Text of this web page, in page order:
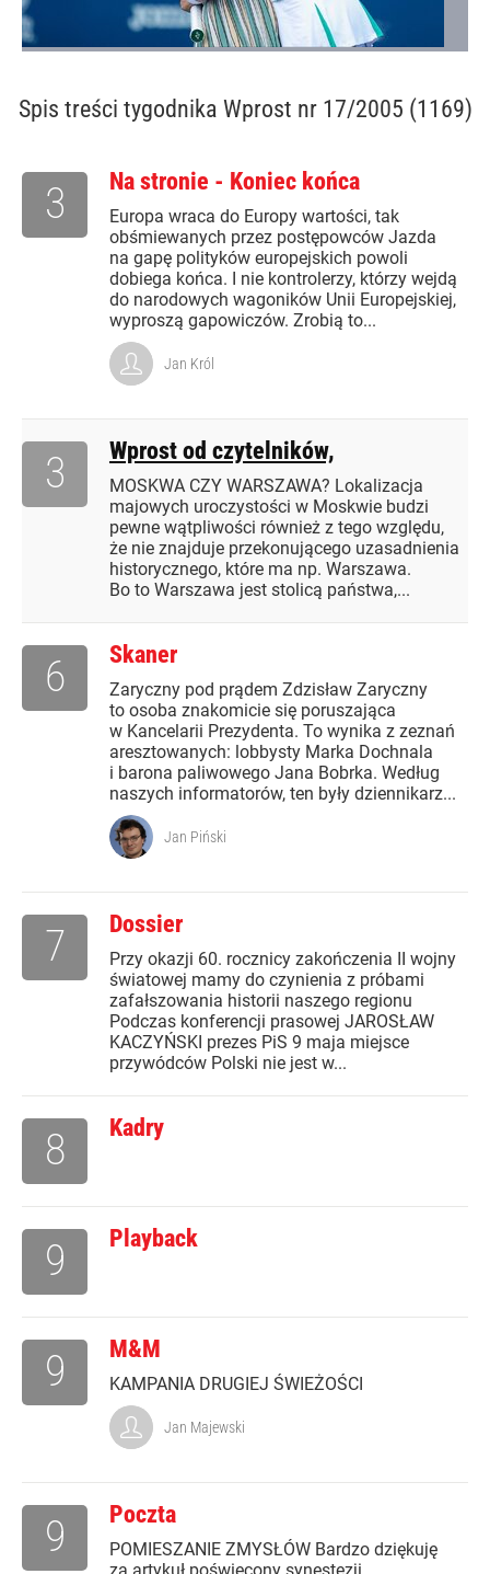
Spis treści tygodnika Wprost nr 17/2005 (1169)
Na stronie - Koniec końca
Europa wraca do Europy wartości, tak
obśmiewanych przez postępowców Jazda
na gapę polityków europejskich powoli
dobiega końca. I nie kontrolerzy, którzy wejdą
do narodowych wagoników Unii Europejskiej,
wyproszą gapowiczów. Zrobią to...
3
Jan Król
Wprost od czytelników,
MOSKWA CZY WARSZAWA? Lokalizacja
majowych uroczystości w Moskwie budzi
pewne wątpliwości również z tego względu,
że nie znajduje przekonującego uzasadnienia
historycznego, które ma np. Warszawa.
Bo to Warszawa jest stolicą państwa,...
3
Skaner
Zaryczny pod prądem Zdzisław Zaryczny
to osoba znakomicie się poruszająca
w Kancelarii Prezydenta. To wynika z zeznań
aresztowanych: lobbysty Marka Dochnala
i barona paliwowego Jana Bobrka. Według
naszych informatorów, ten były dziennikarz...
6
Jan Piński
Dossier
Przy okazji 60. rocznicy zakończenia II wojny
światowej mamy do czynienia z próbami
zafałszowania historii naszego regionu
Podczas konferencji prasowej JAROSŁAW
KACZYŃSKI prezes PiS 9 maja miejsce
przywódców Polski nie jest w...
7
Kadry
8
Playback
9
M&M
KAMPANIA DRUGIEJ ŚWIEŻOŚCI
9
Jan Majewski
Poczta
POMIESZANIE ZMYSŁÓW Bardzo dziękuję
9